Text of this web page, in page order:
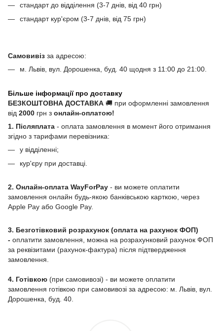
стандарт до відділення (3-7 днів, від 40 грн)
стандарт кур'єром (3-7 днів, від 75 грн)
Самовивіз за адресою:
м. Львів, вул. Дорошенка, буд. 40 щодня з 11:00 до 21:00.
Більше інформації про доставку
БЕЗКОШТОВНА ДОСТАВКА 🚚 при оформленні замовлення
від 2000 грн з онлайн-оплатою!
1. Післяплата - оплата замовлення в момент його отримання
згідно з тарифами перевізника:
у відділенні;
кур'єру при доставці.
2. Онлайн-оплата WayForPay - ви можете оплатити
замовлення онлайн будь-якою банківською карткою, через
Apple Pay або Google Pay.
3. Безготівковий розрахунок (оплата на рахунок ФОП)
- оплатити замовлення, можна на розрахунковий рахунок ФОП
за реквізитами (рахунок-фактура) після підтвердження
замовлення.
4. Готівкою (при самовивозі) - ви можете оплатити
замовлення готівкою при самовивозі за адресою: м. Львів, вул.
Дорошенка, буд. 40.